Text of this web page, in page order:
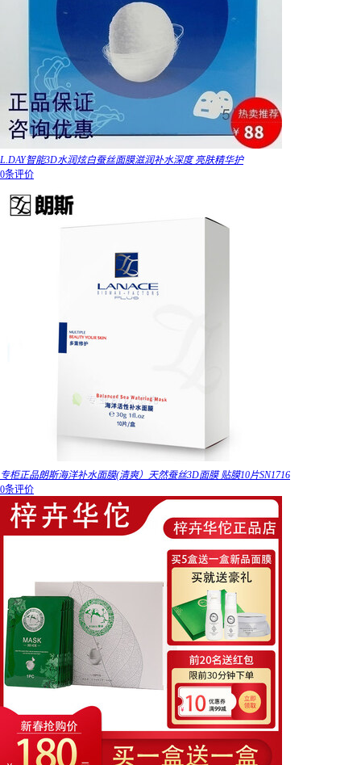
L.DAY智能3D水润炫白蚕丝面膜滋润补水深度 亮肤精华护
0条评价
专柜正品朗斯海洋补水面膜(清爽）天然蚕丝3D面膜 贴膜10片SN1716
0条评价